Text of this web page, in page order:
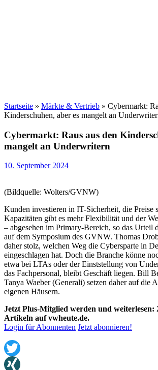
Startseite » Märkte & Vertrieb » Cybermarkt:
Kinderschuhen, aber es mangelt an
Cybermarkt: Raus aus den
mangelt an Underwritern
10. September 2024
(Bildquelle: Wolters/GVNW)
Kunden investieren in IT-Sicherheit, die Preise
Kapazitäten gibt es mehr Flexibilität und der
– abgesehen im Primary-Bereich, so das Urteil
auf dem Symposium des GVNW. Thomas
daher stolz, welchen Weg die Cybersparte in
eingeschlagen hat. Doch die Branche könne
etwa bei LTAs oder der Einststellung von
das Fachpersonal, bleibt Geschäft liegen. Bill
Tanya Waeber (Generali) setzen daher auf die
eigenen Häusern.
Jetzt Plus-Mitglied werden und
Artikeln auf vwheute.de.
Login für Abonnenten Jetzt abonnieren!
Twitter